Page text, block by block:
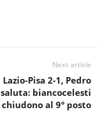
Next article
Lazio-Pisa 2-1, Pedro
saluta: biancocelesti
chiudono al 9° posto